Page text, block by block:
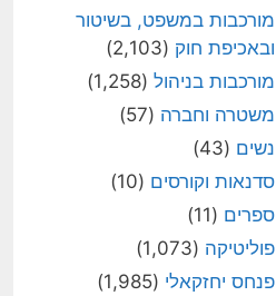
מורכבות במשפט, בשיטור
ובאכיפת חוק (2,103)
מורכבות בניהול (1,258)
משטרה וחברה (57)
נשים (43)
סדנאות וקורסים (10)
ספרים (11)
פוליטיקה (1,073)
פנחס יחזקאלי (1,985)